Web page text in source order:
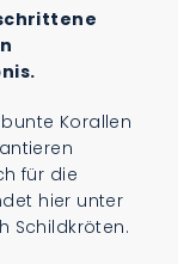
Korallen
für die
hier unter
Schildkröten.